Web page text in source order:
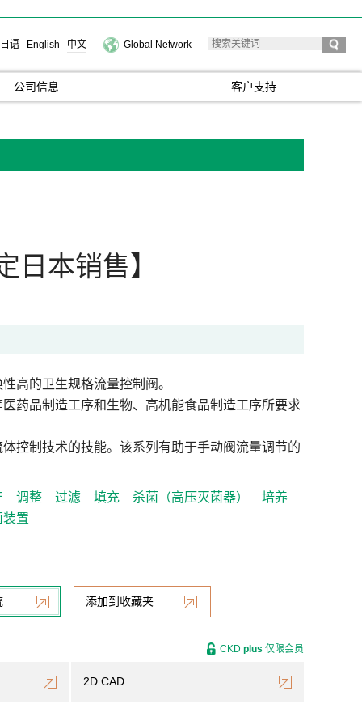
日语 English 中文 Global Network
公司信息 客户支持
日本销售】
高的卫生规格流量控制阀。
药品制造工序和生物、高机能食品制造工序所要求
控制技术的技能。该系列有助于手动阀流量调节的
调整 过滤 填充 杀菌（高压灭菌器）
培养
装置
添加到收藏夹
2D CAD
CKD plus 仅限会员